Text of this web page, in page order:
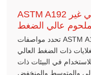
ASTM A192 أنبوب المرجل الصلب الكربوني غير
عالي الضغط
تحدد مواصفات ASTM A192 الحد الأدنى لمعايير سمك الجدار
ذات الضغط العالي
في البيئات ذات